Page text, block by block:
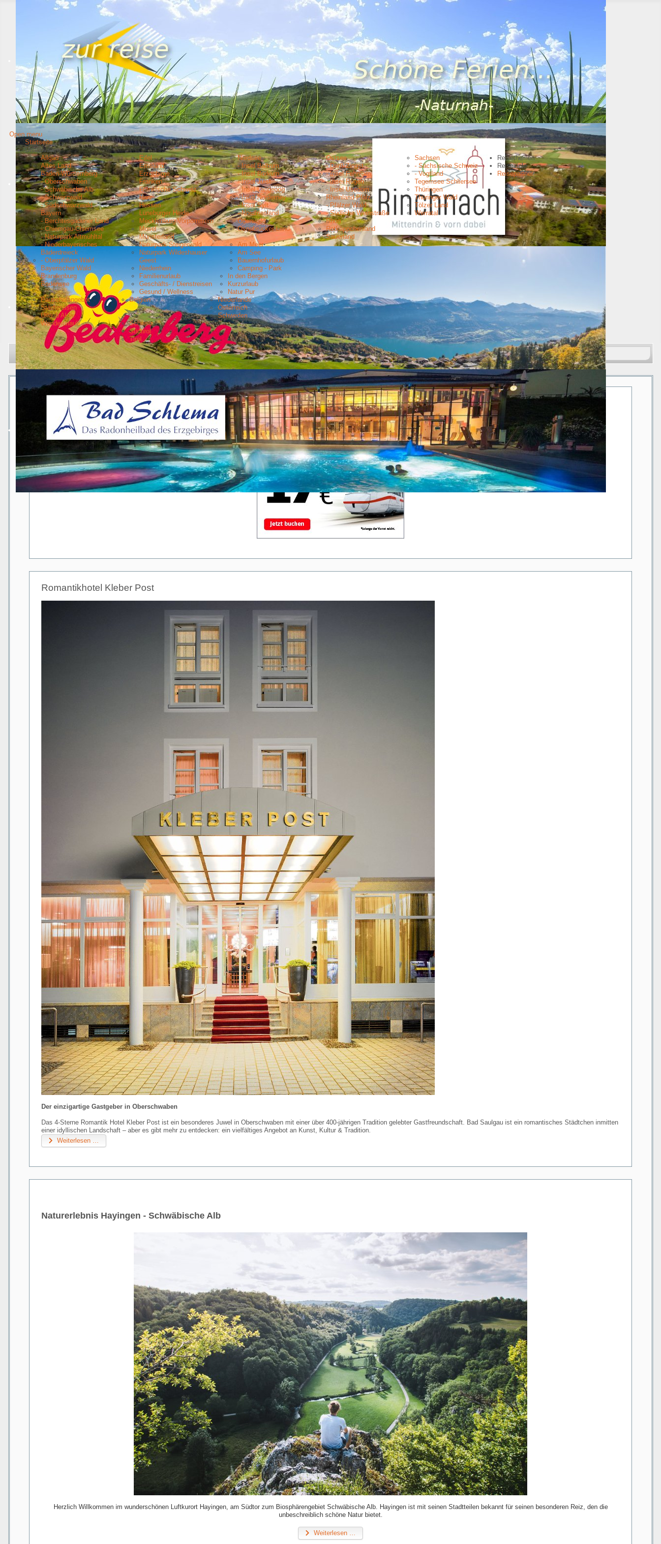
Open menu
Startseite
Urlaubsziele
Allgäu
Altes Land
Baden-Württemberg
- Oberschwaben
- Schwäbische Alb
- Schwarzwald
- Südschwarzwald
Bayern
- Berchtesgadener Land
- Chiemgau-Chiemsee
- Naturpark Altmühltal
- Niederbayerisches
Bäderdreieck
- Oberpfälzer Wald
Bayerischer Wald
Brandenburg
Bodensee
Eifel
Emsland
Erzgebirge
Franken
Fränkische Schweiz
Harz
Hessen
Lüneburger Heide
Mecklenburg Vorpommern
Mosel
Münsterland
Naturpark Steigerwald
Naturpark Wildeshauser
Geest
Niederrhein
Nordsee
- Insel Baltrum
- Insel Borkum
- Insel Juist
- Insel Langeoog
- Insel Norderney
- Insel Sylt
- Nordfriesland
Odenwald
Osnabrücker Land
Ostsee
- Darß/Zingst
- Insel Fehmarn
- Insel Rügen
- Insel Usedom
Rheinland-Pfalz
- Pfälzer Wald
- Südliche Weinstraße
Rhön
Rotkäppchenland
Sauerland
Sachsen
- Sächsische Schweiz
- Vogtland
Tegernsee Schliersee
Thüringen
Thüringer Wald
Tölzer Land
Werratal
Reisethemen
Am Meer
Am See
Bauernhofurlaub
Camping - Park
Familienurlaub
Geschäfts- / Dienstreisen
Gesund / Wellness
In den Bergen
Kurzurlaub
Natur Pur
Pauschalangebot
Städtereisen
Urlaub Aktiv
Wanderurlaub
Reiseziele
Belgien
Niederlande
Österreich
Schweden
Schweiz
Südtirol
Tirol
Reisepartner
Aktuelle Seite:Startseite Urlaubsziele Baden-Württemberg Suchen
Deutsche Bahn
Romantikhotel Kleber Post
Der einzigartige Gastgeber in Oberschwaben
Das 4-Sterne Romantik Hotel Kleber Post ist ein besonderes Juwel in Oberschwaben mit einer über 400-jährigen Tradition gelebter Gastfreundschaft. Bad Saulgau ist ein romantisches Städtchen inmitten
einer idyllischen Landschaft – aber es gibt mehr zu entdecken: ein vielfältiges Angebot an Kunst, Kultur & Tradition.
Weiterlesen …
Naturerlebnis Hayingen - Schwäbische Alb
Herzlich Willkommen im wunderschönen Luftkurort Hayingen, am Südtor zum Biosphärengebiet Schwäbische Alb. Hayingen ist mit seinen Stadtteilen bekannt für seinen besonderen Reiz, den die
unbeschreiblich schöne Natur bietet.
Weiterlesen …